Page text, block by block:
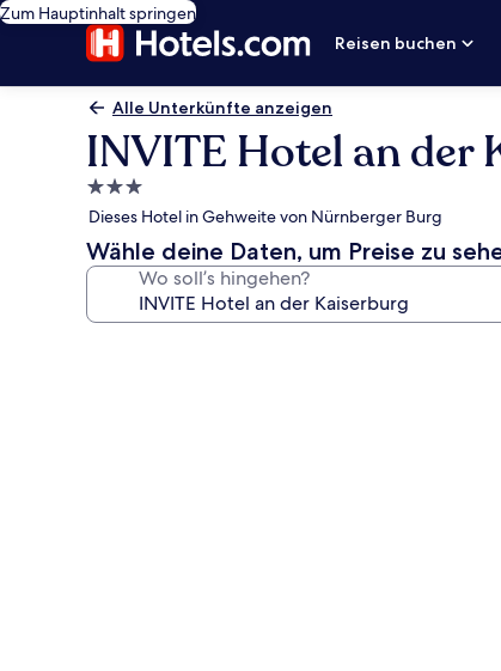
Zum Hauptinhalt springen
Reisen buchen
Alle Unterkünfte anzeigen
INVITE Hotel an der
3.0-
Sterne-
Unterkunft
Dieses Hotel in Gehweite von Nürnberger Burg
Wähle deine Daten, um Preise zu
Wo soll’s hingehen?